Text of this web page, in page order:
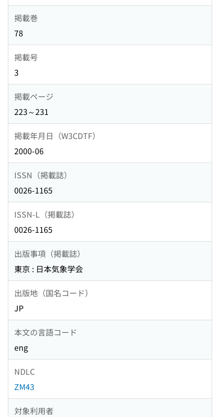
掲載巻
78
掲載号
3
掲載ページ
223～231
掲載年月日（W3CDTF）
2000-06
ISSN（掲載誌）
0026-1165
ISSN-L（掲載誌）
0026-1165
出版事項（掲載誌）
東京 : 日本気象学会
出版地（国名コード）
JP
本文の言語コード
eng
NDLC
ZM43
対象利用者